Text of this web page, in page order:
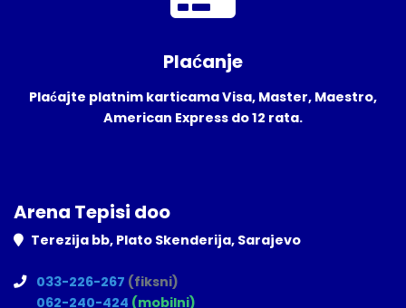
Plaćanje
Plaćajte platnim karticama Visa, Master, Maestro,
American Express do 12 rata.
Arena Tepisi doo
Terezija bb, Plato Skenderija, Sarajevo
033-226-267 (fiksni)
062-240-424 (mobilni)